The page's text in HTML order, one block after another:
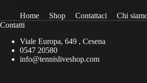
Home Shop Contattaci
Chi
Contatti
Viale Europa, 649 , Cesena
0547 20580
info@tennisliveshop.com